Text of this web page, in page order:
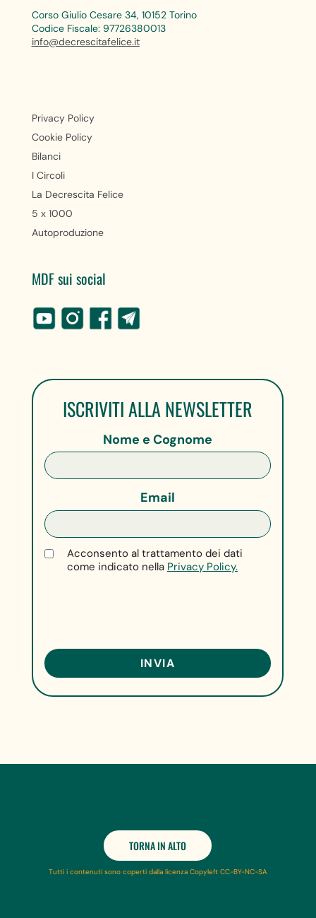
Corso Giulio Cesare 34, 10152 Torino
Codice Fiscale: 97726380013
info@decrescitafelice.it
Privacy Policy
Cookie Policy
Bilanci
I Circoli
La Decrescita Felice
5 x 1000
Autoproduzione
MDF sui social
ISCRIVITI ALLA NEWSLETTER
Nome e Cognome
Email
Acconsento al trattamento dei dati
come indicato nella Privacy Policy.
TORNA IN ALTO
Tutti i contenuti sono coperti dalla licenza Copyleft CC-BY-NC-SA